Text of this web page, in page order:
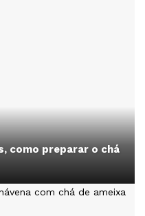
como preparar o chá